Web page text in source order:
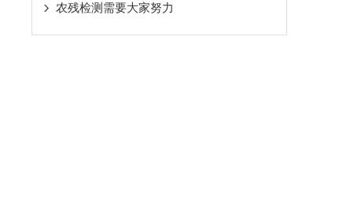
农残检测需要大家努力